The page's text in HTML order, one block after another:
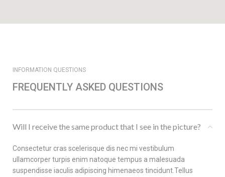
INFORMATION QUESTIONS
FREQUENTLY ASKED QUESTIONS
Will I receive the same product that I see in the picture?
Consectetur cras scelerisque dis nec mi vestibulum
ullamcorper turpis enim natoque tempus a malesuada
suspendisse iaculis adipiscing himenaeos tincidunt.Tellus